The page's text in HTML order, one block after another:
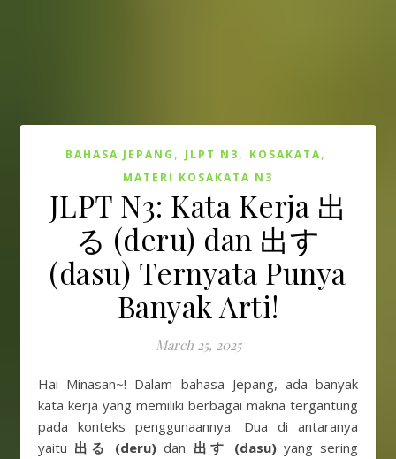
BAHASA JEPANG , JLPT N3, KOSAKATA,
MATERI KOSAKATA N3
JLPT N3: Kata Kerja 出
る (deru) dan 出す
(dasu) Ternyata Punya
Banyak Arti!
March 25, 2025
Hai Minasan~! Dalam bahasa Jepang, ada banyak
kata kerja yang memiliki berbagai makna tergantung
pada konteks penggunaannya. Dua di antaranya
yaitu 出る (deru) dan 出す (dasu)yang sering